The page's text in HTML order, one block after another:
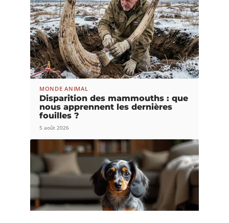
MONDE ANIMAL
Disparition des mammouths : que
nous apprennent les dernières
fouilles ?
5 août 2026